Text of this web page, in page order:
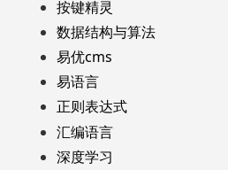
按键精灵
数据结构与算法
易优cms
易语言
正则表达式
汇编语言
深度学习